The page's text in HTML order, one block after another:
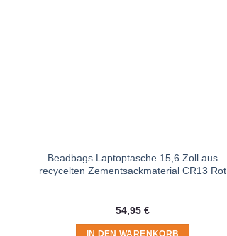
Beadbags Laptoptasche 15,6 Zoll aus
recycelten Zementsackmaterial CR13 Rot
54,95 €
IN DEN WARENKORB